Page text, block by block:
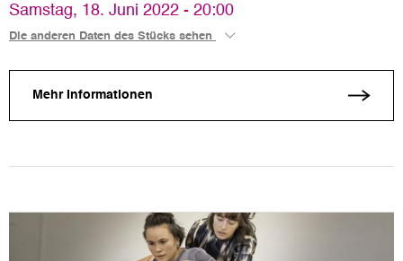
Samstag, 18. Juni 2022 - 20:00
Die anderen Daten des Stücks sehen
Mehr Informationen